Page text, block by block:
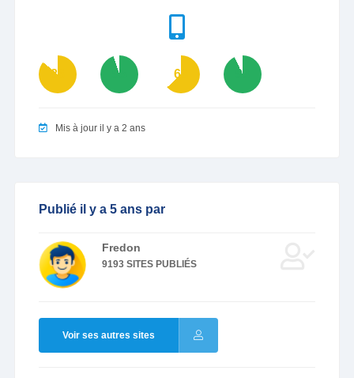
86 95 63 93
Mis à jour il y a 2 ans
Publié il y a 5 ans par
Fredon
9193 SITES PUBLIÉS
Voir ses autres sites